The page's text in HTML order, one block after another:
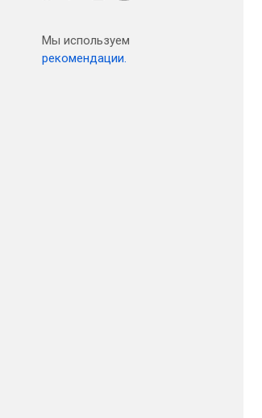
Мы используем
рекомендации.